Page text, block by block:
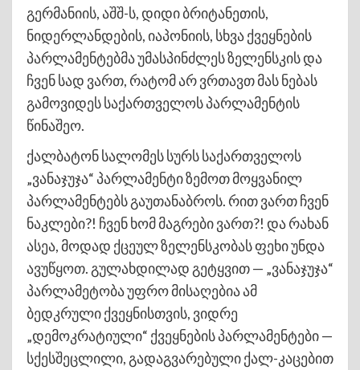
გერმანიის, აშშ-ს, დიდი ბრიტანეთის,
ნიდერლანდების, იაპონიის, სხვა ქვეყნების
პარლამენტებმა უმასპინძლეს ზელენსკის და
ჩვენ სად ვართ, რატომ არ ვრთავთ მას ნებას
გამოვიდეს საქართველოს პარლამენტის
წინაშეო.
ქალბატონ სალომეს სურს საქართველოს
„ვანაჯუჯა“ პარლამენტი ზემოთ მოყვანილ
პარლამენტებს გაუთანაბროს. რით ვართ ჩვენ
ნაკლები?! ჩვენ ხომ მაგრები ვართ?! და რახან
ასეა, მოდად ქცეულ ზელენსკობას ფეხი უნდა
ავუწყოთ. გულახდილად გეტყვით — „ვანაჯუჯა“
პარლამეტობა უფრო მისაღებია ამ
ბედკრული ქვეყნისთვის, ვიდრე
„დემოკრატიული“ ქვეყნების პარლამენტები —
სქესშეცლილი, გადაგვარებული ქალ-კაცებით